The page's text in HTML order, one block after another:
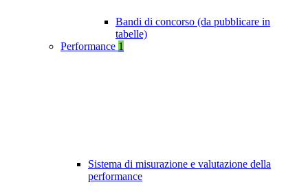
Bandi di concorso (da pubblicare in
tabelle)
Performance 1
Sistema di misurazione e valutazione della
performance